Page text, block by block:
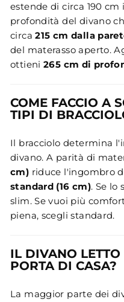
estende di circa 190
profondità del divano
circa215 cm dalla
del materasso aperto.
ottieni265 cm di
COME FACCIO A
TIPI DI
Il bracciolo determina
divano. A parità di
cm) riduce l'ingombro
standard (16 cm). Se lo
slim. Se vuoi più
piena, scegli standard.
IL DIVANO
PORTA DI CASA?
La maggior parte dei